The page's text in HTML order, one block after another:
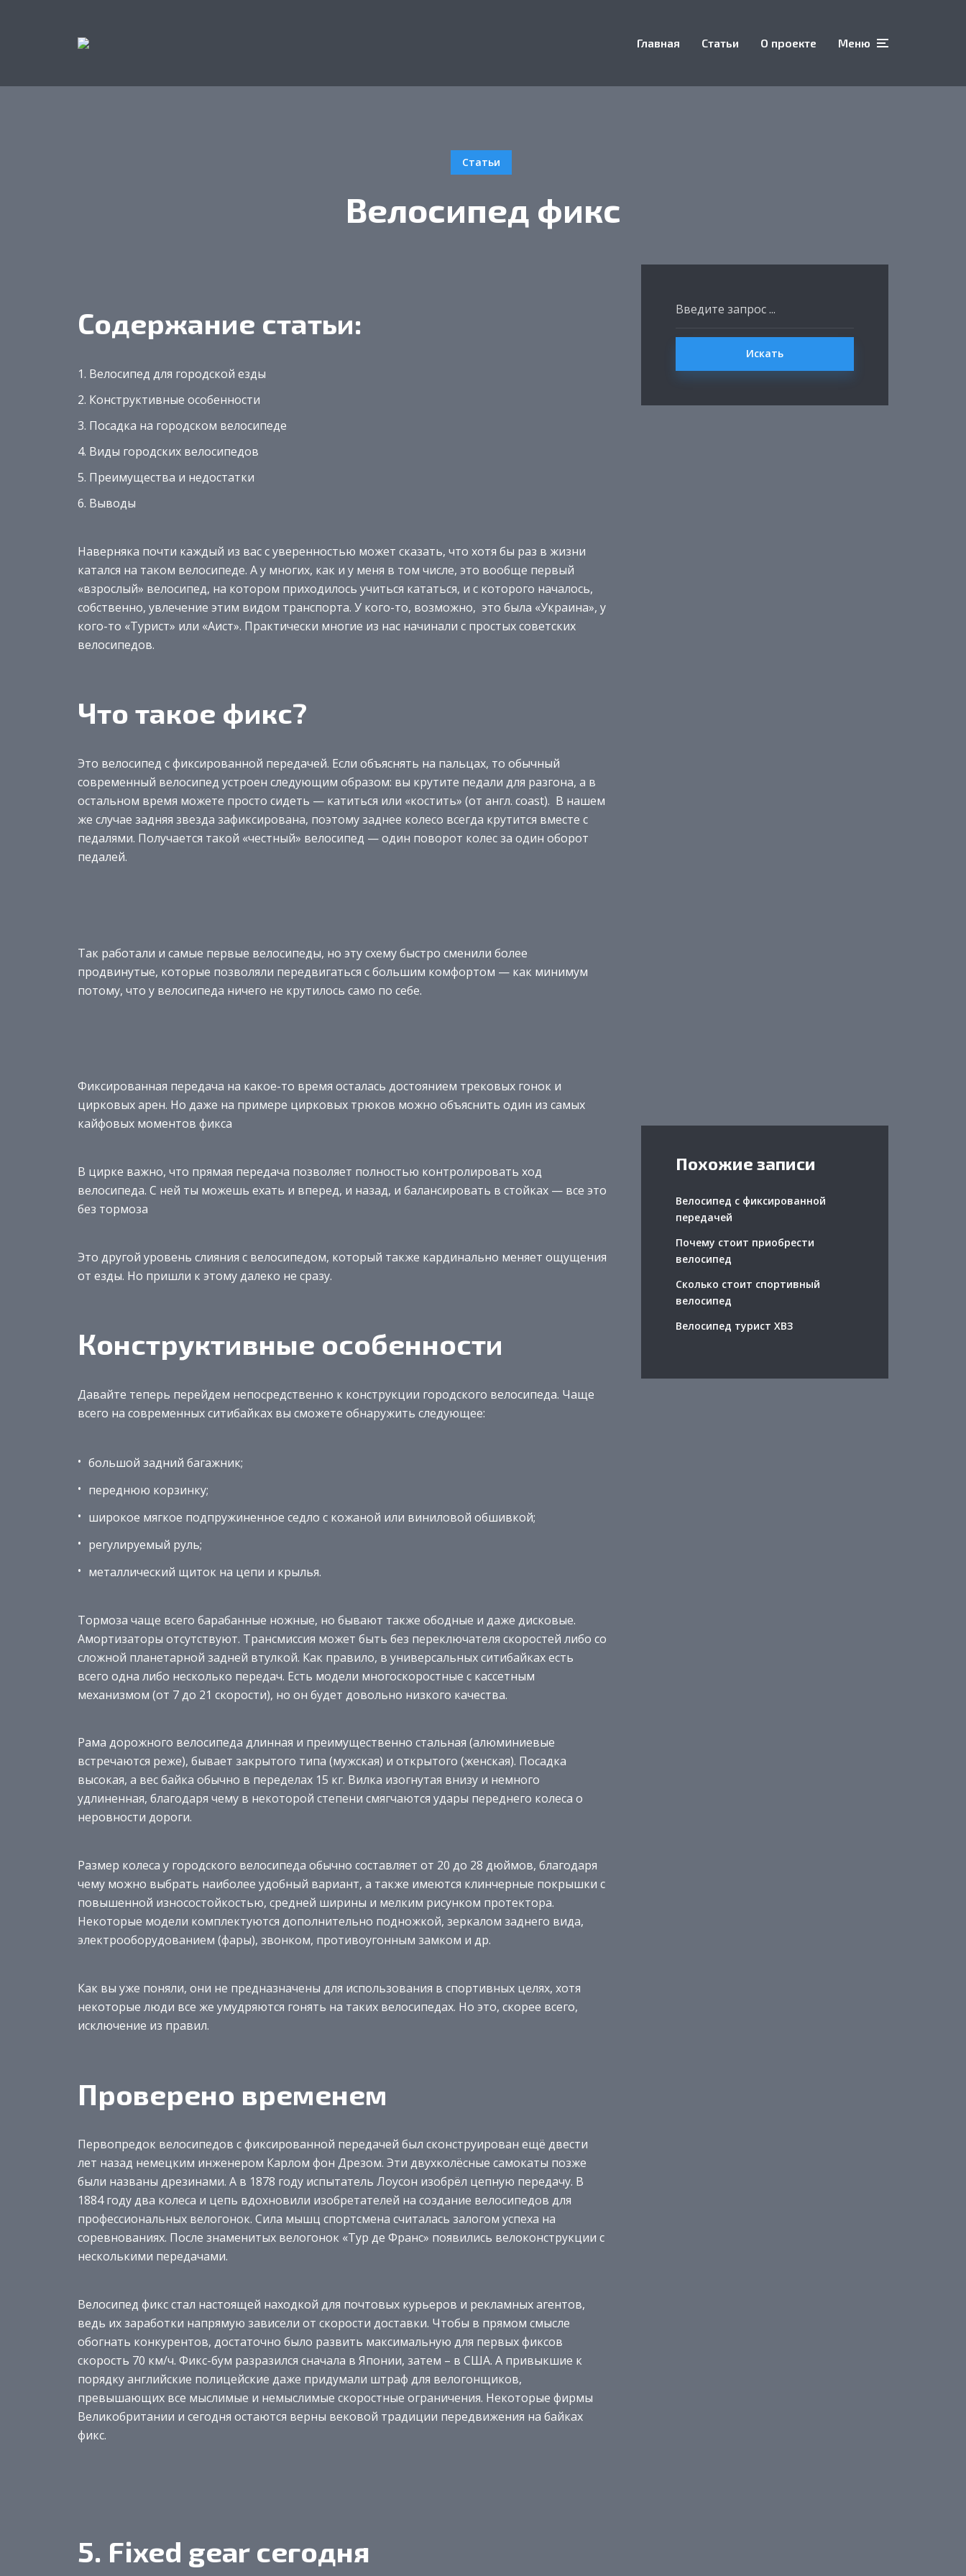
Главная Статьи О проекте Меню
Статьи
Велосипед фикс
Содержание статьи:
Велосипед для городской езды
Конструктивные особенности
Посадка на городском велосипеде
Виды городских велосипедов
Преимущества и недостатки
Выводы
Наверняка почти каждый из вас с уверенностью может сказать, что хотя бы раз в жизни
катался на таком велосипеде. А у многих, как и у меня в том числе, это вообще первый
«взрослый» велосипед, на котором приходилось учиться кататься, и с которого началось,
собственно, увлечение этим видом транспорта. У кого-то, возможно, это была «Украина», у
кого-то «Турист» или «Аист». Практически многие из нас начинали с простых советских
велосипедов.
Что такое фикс?
Это велосипед с фиксированной передачей. Если объяснять на пальцах, то обычный
современный велосипед устроен следующим образом: вы крутите педали для разгона, а в
остальном время можете просто сидеть — катиться или «костить» (от англ. coast). В нашем
же случае задняя звезда зафиксирована, поэтому заднее колесо всегда крутится вместе с
педалями. Получается такой «честный» велосипед — один поворот колес за один оборот
педалей.
Так работали и самые первые велосипеды, но эту схему быстро сменили более
продвинутые, которые позволяли передвигаться с большим комфортом — как минимум
потому, что у велосипеда ничего не крутилось само по себе.
Фиксированная передача на какое-то время осталась достоянием трековых гонок и
цирковых арен. Но даже на примере цирковых трюков можно объяснить один из самых
кайфовых моментов фикса
В цирке важно, что прямая передача позволяет полностью контролировать ход
велосипеда. С ней ты можешь ехать и вперед, и назад, и балансировать в стойках — все это
без тормоза
Это другой уровень слияния с велосипедом, который также кардинально меняет ощущения
от езды. Но пришли к этому далеко не сразу.
Конструктивные особенности
Давайте теперь перейдем непосредственно к конструкции городского велосипеда. Чаще
всего на современных ситибайках вы сможете обнаружить следующее:
большой задний багажник;
переднюю корзинку;
широкое мягкое подпружиненное седло с кожаной или виниловой обшивкой;
регулируемый руль;
металлический щиток на цепи и крылья.
Тормоза чаще всего барабанные ножные, но бывают также ободные и даже дисковые.
Амортизаторы отсутствуют. Трансмиссия может быть без переключателя скоростей либо со
сложной планетарной задней втулкой. Как правило, в универсальных ситибайках есть
всего одна либо несколько передач. Есть модели многоскоростные с кассетным
механизмом (от 7 до 21 скорости), но он будет довольно низкого качества.
Рама дорожного велосипеда длинная и преимущественно стальная (алюминиевые
встречаются реже), бывает закрытого типа (мужская) и открытого (женская). Посадка
высокая, а вес байка обычно в переделах 15 кг. Вилка изогнутая внизу и немного
удлиненная, благодаря чему в некоторой степени смягчаются удары переднего колеса о
неровности дороги.
Размер колеса у городского велосипеда обычно составляет от 20 до 28 дюймов, благодаря
чему можно выбрать наиболее удобный вариант, а также имеются клинчерные покрышки с
повышенной износостойкостью, средней ширины и мелким рисунком протектора.
Некоторые модели комплектуются дополнительно подножкой, зеркалом заднего вида,
электрооборудованием (фары), звонком, противоугонным замком и др.
Как вы уже поняли, они не предназначены для использования в спортивных целях, хотя
некоторые люди все же умудряются гонять на таких велосипедах. Но это, скорее всего,
исключение из правил.
Проверено временем
Первопредок велосипедов с фиксированной передачей был сконструирован ещё двести
лет назад немецким инженером Карлом фон Дрезом. Эти двухколёсные самокаты позже
были названы дрезинами. А в 1878 году испытатель Лоусон изобрёл цепную передачу. В
1884 году два колеса и цепь вдохновили изобретателей на создание велосипедов для
профессиональных велогонок. Сила мышц спортсмена считалась залогом успеха на
соревнованиях. После знаменитых велогонок «Тур де Франс» появились велоконструкции с
несколькими передачами.
Велосипед фикс стал настоящей находкой для почтовых курьеров и рекламных агентов,
ведь их заработки напрямую зависели от скорости доставки. Чтобы в прямом смысле
обогнать конкурентов, достаточно было развить максимальную для первых фиксов
скорость 70 км/ч. Фикс-бум разразился сначала в Японии, затем – в США. А привыкшие к
порядку английские полицейские даже придумали штраф для велогонщиков,
превышающих все мыслимые и немыслимые скоростные ограничения. Некоторые фирмы
Великобритании и сегодня остаются верны вековой традиции передвижения на байках
фикс.
5. Fixed gear сегодня
Искать
Похожие записи
Велосипед с фиксированной
передачей
Почему стоит приобрести
велосипед
Сколько стоит спортивный
велосипед
Велосипед турист ХВЗ